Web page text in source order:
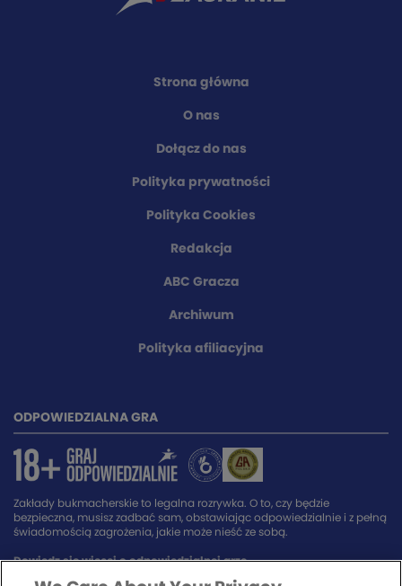
Strona główna
O nas
Dołącz do nas
Polityka prywatności
Polityka Cookies
Redakcja
ABC Gracza
Archiwum
Polityka afiliacyjna
ODPOWIEDZIALNA GRA
Zakłady bukmacherskie to legalna rozrywka. O to, czy będzie
bezpieczna, musisz zadbać sam, obstawiając odpowiedzialnie i z pełną
świadomością zagrożenia, jakie może nieść ze sobą.
Dowiedz się więcej o odpowiedzialnej grze.